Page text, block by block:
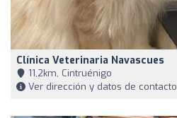
Clínica Veterinaria Navascues
11,2km, Cintruénigo
Ver dirección y datos de contacto